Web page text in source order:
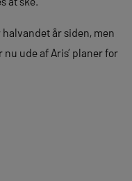
år siden, men
ude af Aris’ planer for